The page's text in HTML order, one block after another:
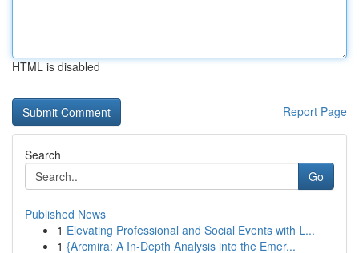
HTML is disabled
Report Page
Search
Go
Published News
1 Elevating Professional and Social Events with L...
1 {Arcmira: A In-Depth Analysis into the Emer...